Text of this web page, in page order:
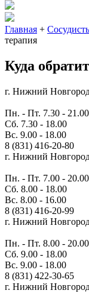
Главная +
терапия
Куда
г. Нижний
Пн. - Пт. 7.30 - 21.00
Сб. 7.30 - 18.00
Вс. 9.00 - 18.00
8 (831) 416-20-80
г. Нижний
Пн. - Пт. 7.00 - 20.00
Сб. 8.00 - 18.00
Вс. 8.00 - 16.00
8 (831) 416-20-99
г. Нижний
Пн. - Пт. 8.00 - 20.00
Сб. 9.00 - 18.00
Вс. 9.00 - 18.00
8 (831) 422-30-65
г. Нижний